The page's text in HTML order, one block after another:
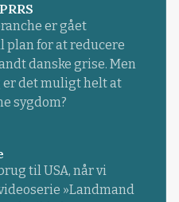
er gået
plan for at reducere
danske grise. Men
er det muligt helt at
sygdom?
til USA, når vi
»Landmand